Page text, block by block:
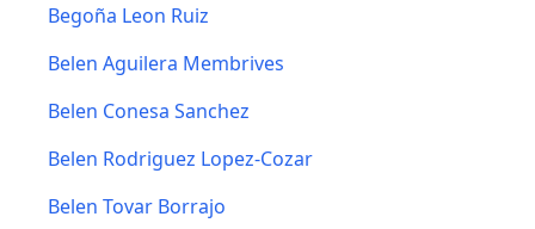
Begoña Leon Ruiz
Belen Aguilera Membrives
Belen Conesa Sanchez
Belen Rodriguez Lopez-Cozar
Belen Tovar Borrajo